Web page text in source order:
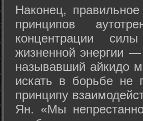
Наконец,
принципов
концентрации
жизненной энергии
называвший айкидо
искать в борьбе не
принципу
Ян. «Мы